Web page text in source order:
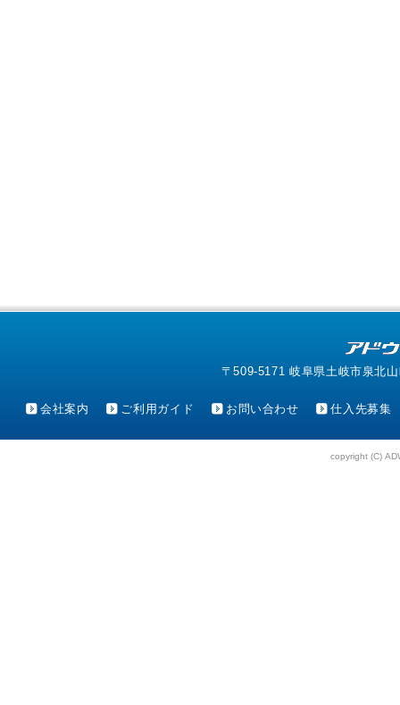
〒509-5171 岐阜県土岐市泉北
会社案内 ご利用ガイド お問い合わせ 仕入先募集
copyright (C)